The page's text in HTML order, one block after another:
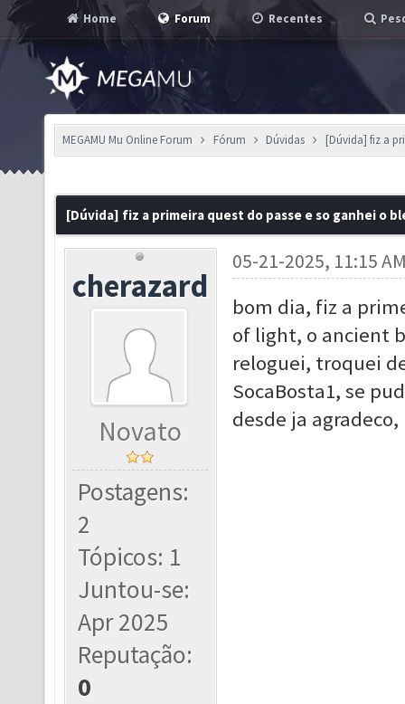
Home Forum Recentes
MEGAMU Mu Online Forum Fórum Dúvidas [Dúvida] fiz a
[Dúvida] fiz a primeira quest do passe e so ganhei o
cherazard
Novato
Postagens:
2
Tópicos: 1
Juntou-se:
Apr 2025
Reputação:
0
05-21-2025, 11:15
bom dia, fiz a
of light, o ancient
reloguei, troquei
SocaBosta1, se
desde ja